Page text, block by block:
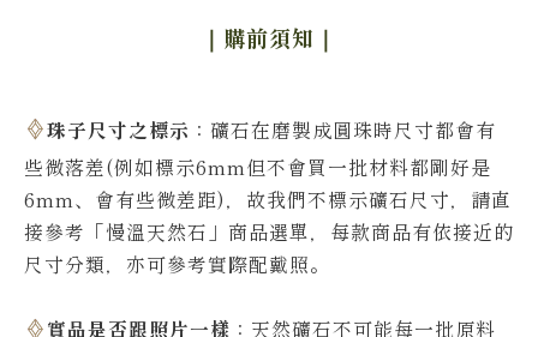
｜購前須知 ｜
珠子尺寸之標示 ：礦石在磨製成圓珠時尺寸都會有
些微落差(例如標示6mm但不會買一批材料都剛好是
6mm、會有些微差距)，故我們不標示礦石尺寸，請直
接參考「慢溫天然石」商品選單，每款商品有依接近的
尺寸分類，亦可參考實際配戴照。
實品是否跟照片一樣 ：天然礦石不可能每一批原料